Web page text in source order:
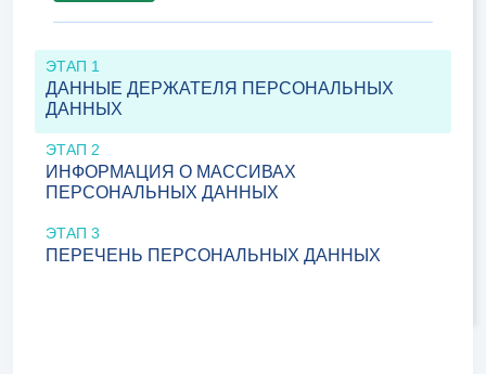
ЭТАП 1
ДАННЫЕ ДЕРЖАТЕЛЯ ПЕРСОНАЛЬНЫХ
ДАННЫХ
ЭТАП 2
ИНФОРМАЦИЯ О МАССИВАХ
ПЕРСОНАЛЬНЫХ ДАННЫХ
ЭТАП 3
ПЕРЕЧЕНЬ ПЕРСОНАЛЬНЫХ ДАННЫХ